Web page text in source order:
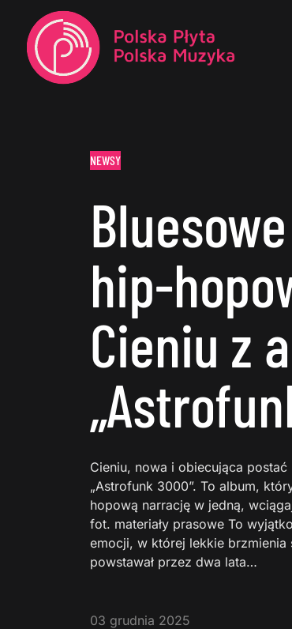
NEWSY
hip-
Cieniu z
Cieniu, nowa i obiecująca
„Astrofunk 3000”. To album,
hopową narrację w jedną,
fot. materiały prasowe To
emocji, w której lekkie brzmienia
powstawał przez dwa lata…
03 grudnia 2025